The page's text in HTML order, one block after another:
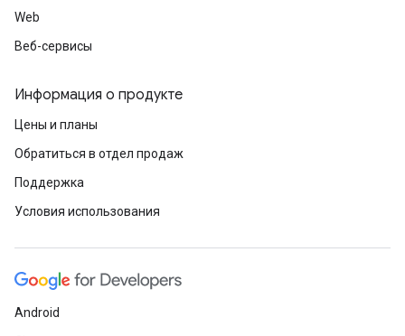
Web
Веб-сервисы
Информация о продукте
Цены и планы
Обратиться в отдел продаж
Поддержка
Условия использования
Android